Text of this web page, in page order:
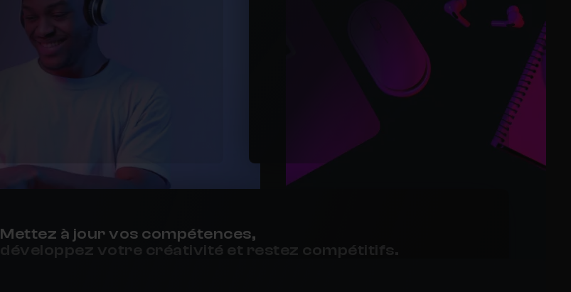
Mettez à jour vos compétences,
développez votre créativité et restez compétitifs.